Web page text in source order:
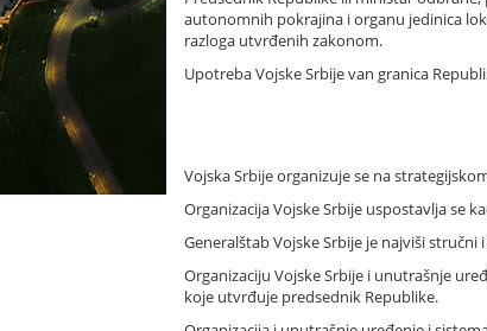
autonomnih pokrajina i organu jedinica
razloga utvrđenih zakonom.
Upotreba Vojske Srbije van granica
Vojska Srbije organizuje se na
Organizacija Vojske Srbije uspostavlja se
Generalštab Vojske Srbije je najviši
Organizaciju Vojske Srbije i unutrašnje
koje utvrđuje predsednik Republike.